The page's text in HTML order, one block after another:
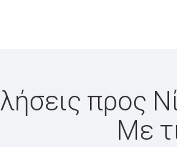
προς
Με